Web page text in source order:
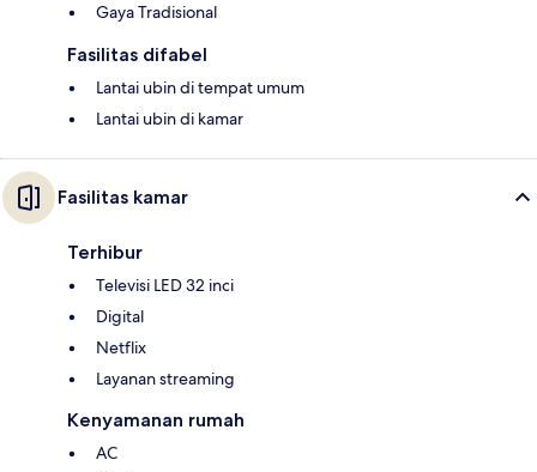
Gaya Tradisional
Fasilitas difabel
Lantai ubin di tempat umum
Lantai ubin di kamar
Fasilitas kamar
Terhibur
Televisi LED 32 inci
Digital
Netflix
Layanan streaming
Kenyamanan rumah
AC